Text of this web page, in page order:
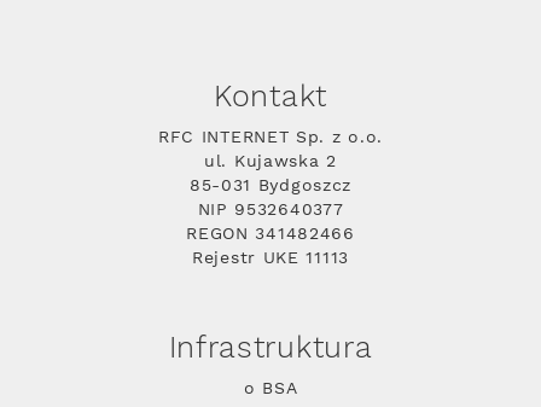
Kontakt
RFC INTERNET Sp. z o.o.
ul. Kujawska 2
85-031 Bydgoszcz
NIP 9532640377
REGON 341482466
Rejestr UKE 11113
Infrastruktura
o BSA